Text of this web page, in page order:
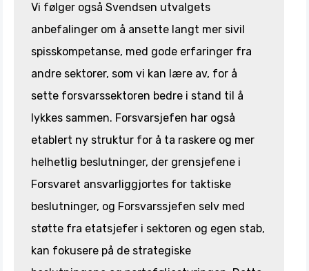
Vi følger også Svendsen utvalgets
anbefalinger om å ansette langt mer sivil
spisskompetanse, med gode erfaringer fra
andre sektorer, som vi kan lære av, for å
sette forsvarssektoren bedre i stand til å
lykkes sammen. Forsvarsjefen har også
etablert ny struktur for å ta raskere og mer
helhetlig beslutninger, der grensjefene i
Forsvaret ansvarliggjortes for taktiske
beslutninger, og Forsvarssjefen selv med
støtte fra etatsjefer i sektoren og egen stab,
kan fokusere på de strategiske